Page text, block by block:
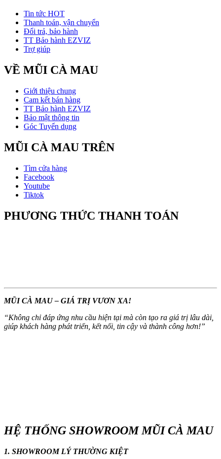
Tin tức HOT
Thanh toán, vận chuyển
Đổi trả, bảo hành
TT Bảo hành EZVIZ
Trợ giúp
VỀ MŨI CÀ MAU
Giới thiệu chung
Cam kết bán hàng
TT Bảo hành EZVIZ
Bảo mật thông tin
Góc Tuyển dụng
MŨI CÀ MAU TRÊN
Tìm cửa hàng
Facebook
Youtube
Tiktok
PHƯƠNG THỨC THANH TOÁN
MŨI CÀ MAU – GIÁ TRỊ VƯƠN XA!
“Không chỉ đáp ứng nhu cầu hiện tại mà còn tạo ra giá trị lâu dài,
giúp khách hàng phát triển, kết nối, tin cậy và thành công hơn!”
HỆ THỐNG SHOWROOM MŨI CÀ MAU
1. SHOWROOM LÝ THƯỜNG KIỆT